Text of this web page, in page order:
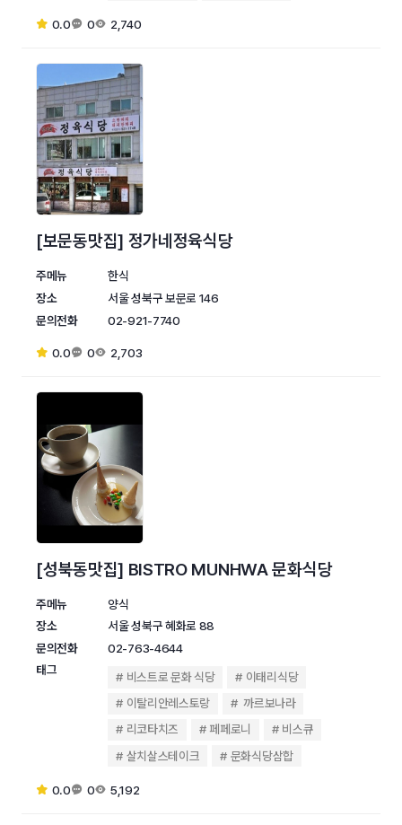
0.0 0 2,740
[보문동맛집] 정가네정육식당
주메뉴
한식
장소
서울 성북구 보문로 146
문의전화
02-921-7740
0.0 0 2,703
[성북동맛집] BISTRO MUNHWA 문화식당
주메뉴
양식
장소
서울 성북구 혜화로 88
문의전화
02-763-4644
태그
비스트로 문화 식당
이태리식당
이탈리안레스토랑
까르보나라
리코타치즈
페페로니
비스큐
살치살스테이크
문화식당삼합
0.0 0 5,192